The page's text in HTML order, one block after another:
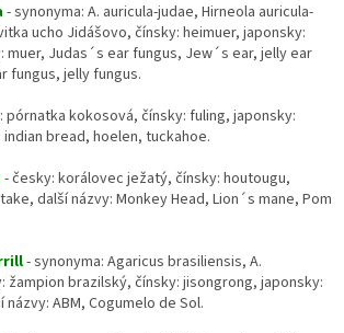
- synonyma: A. auricula-judae, Hirneola auricula-
ucho Jidášovo, čínsky: heimuer, japonsky:
muer, Judas´s ear fungus, Jew´s ear, jelly ear
fungus, jelly fungus.
pórnatka kokosová, čínsky: fuling, japonsky:
bread, hoelen, tuckahoe.
- česky: korálovec ježatý, čínsky: houtougu,
další názvy: Monkey Head, Lion´s mane, Pom
- synonyma: Agaricus brasiliensis, A.
žampion brazilský, čínsky: jisongrong, japonsky:
ABM, Cogumelo de Sol.